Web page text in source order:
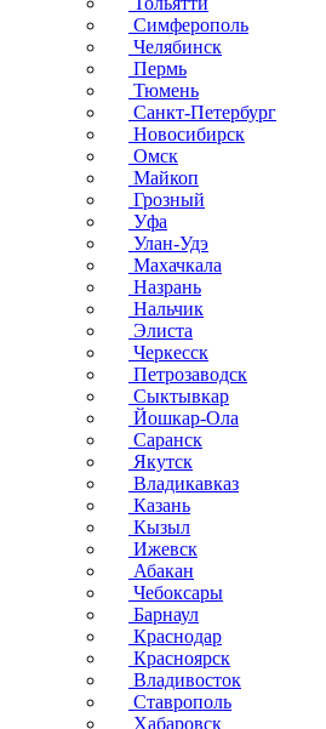
Симферополь
Челябинск
Пермь
Тюмень
Санкт-Петербург
Новосибирск
Омск
Майкоп
Грозный
Уфа
Улан-Удэ
Махачкала
Назрань
Нальчик
Элиста
Черкесск
Петрозаводск
Сыктывкар
Йошкар-Ола
Саранск
Якутск
Владикавказ
Казань
Кызыл
Ижевск
Абакан
Чебоксары
Барнаул
Краснодар
Красноярск
Владивосток
Ставрополь
Хабаровск